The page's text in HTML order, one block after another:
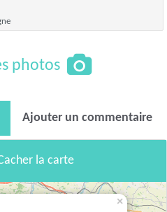
photos
Ajouter un commentaire
la carte
×